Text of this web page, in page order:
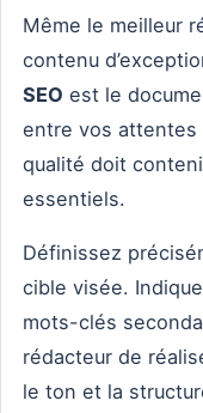
Même le meilleur
contenu
SEO est le
entre vos attentes
qualité doit
essentiels.
Définissez
cible visée.
mots-clés
rédacteur de
le ton et la